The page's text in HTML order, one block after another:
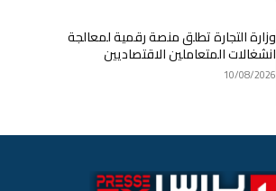
وزارة التجارة تطلق منصة رقمية لمعالجة
انشغالات المتعاملين الاقتصاديين
10/08/2026